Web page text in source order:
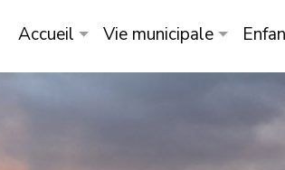
Accueil Vie municipale